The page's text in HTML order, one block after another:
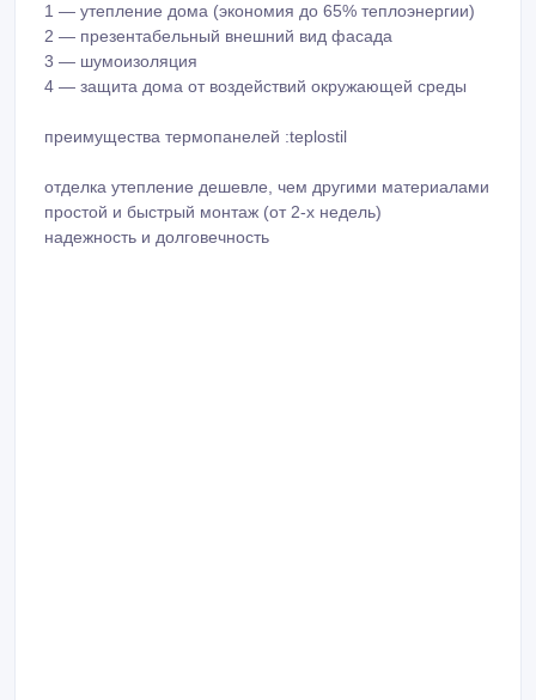
1 — утепление дома (экономия до 65% теплоэнергии)
2 — презентабельный внешний вид фасада
3 — шумоизоляция
4 — защита дома от воздействий окружающей среды
преимущества термопанелей :teplostil
отделка утепление дешевле, чем другими материалами
простой и быстрый монтаж (от 2-х недель)
надежность и долговечность